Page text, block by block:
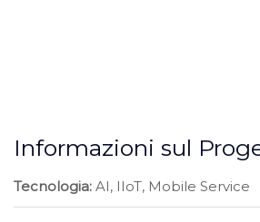
Informazioni sul
Tecnologia: AI, IIoT, Mobile Service